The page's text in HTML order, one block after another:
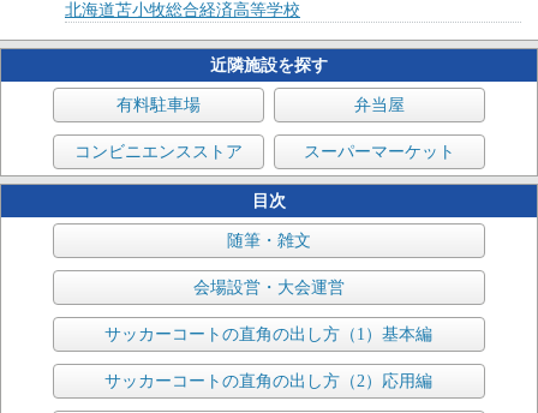
北海道苫小牧総合経済高等学校
近隣施設を探す
有料駐車場 弁当屋
コンビニエンスストア スーパーマーケット
目次
随筆・雑文
会場設営・大会運営
サッカーコートの直角の出し方（1）基本編
サッカーコートの直角の出し方（2）応用編